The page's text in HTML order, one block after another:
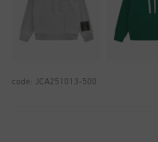
code: JCA251013-500